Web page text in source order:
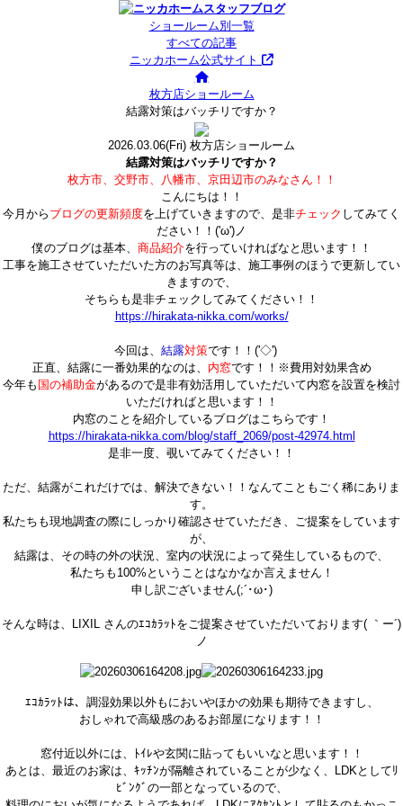
ショールーム別一覧
すべての記事
ニッカホーム公式サイト
枚方店ショールーム
結露対策はバッチリですか？
2026.03.06(Fri) 枚方店ショールーム
結露対策はバッチリですか？
枚方市、交野市、八幡市、京田辺市のみなさん！！
こんにちは！！
今月から ブログの更新頻度を上げていきますので、是非チェック してみてく
ださい！！('ω')ノ
僕のブログは基本、 商品紹介を行っていければなと思います！！
工事を施工させていただいた方のお写真等は、施工事例のほうで更新してい
きますので、
そちらも是非チェックしてみてください！！
https://hirakata-nikka.com/works/
今回は、 結露対策です！！('◇')ゞ
正直、結露に一番効果的なのは、 内窓です！！※費用対効果含め
今年も 国の補助金があるので是非有効活用していただいて内窓を設置を検討
いただければと思います！！
内窓のことを紹介しているブログはこちらです！
https://hirakata-nikka.com/blog/staff_2069/post-42974.html
是非一度、覗いてみてください！！
ただ、結露がこれだけでは、解決できない！！なんてこともごく稀にありま
す。
私たちも現地調査の際にしっかり確認させていただき、ご提案をしています
が、
結露は、その時の外の状況、室内の状況によって発生しているもので、
私たちも100%ということはなかなか言えません！
申し訳ございません(;´･ω･)
そんな時は、LIXIL さんのｴｺｶﾗｯﾄをご提案させていただいております( ｀ー´)
ノ
ｴｺｶﾗｯﾄは、調湿効果以外もにおいやほかの効果も期待できますし、
おしゃれで高級感のあるお部屋になります！！
窓付近以外には、ﾄｲﾚや玄関に貼ってもいいなと思います！！
あとは、最近のお家は、ｷｯﾁﾝが隔離されていることが少なく、LDKとしてﾘ
ﾋﾞﾝｸﾞの一部となっているので、